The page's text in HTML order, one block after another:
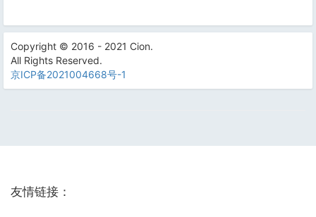
Copyright © 2016 - 2021 Cion.
All Rights Reserved.
京ICP备2021004668号-1
友情链接：